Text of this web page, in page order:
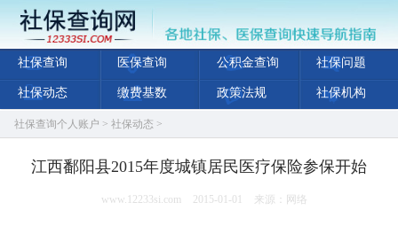
社保查询 医保查询 公积金查询 社保问题
社保动态 缴费基数 政策法规 社保机构
社保查询个人账户 > 社保动态 >
江西鄱阳县2015年度城镇居民医疗保险参保开始
www.12233si.com 2015-01-01 来源：网络